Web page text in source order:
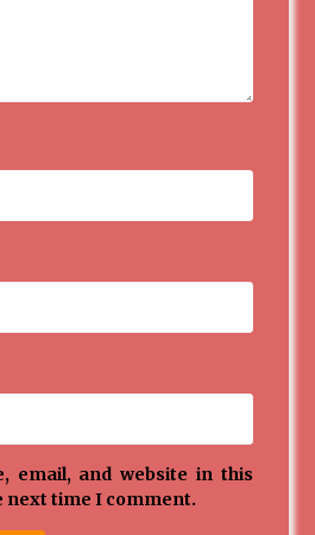
email, and website in this
next time I comment.